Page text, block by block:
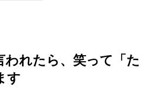
われたら、笑って「た
す